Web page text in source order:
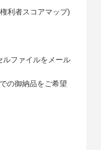
者スコアマップ)
ルファイルをメール
の御納品をご希望